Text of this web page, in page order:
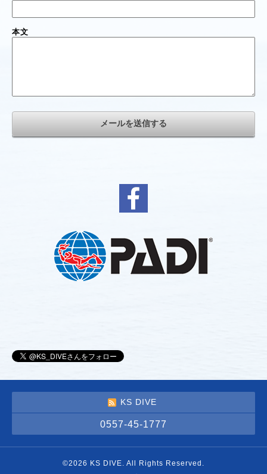
本文
KS DIVE
0557-45-1777
©2026 KS DIVE. All Rights Reserved.